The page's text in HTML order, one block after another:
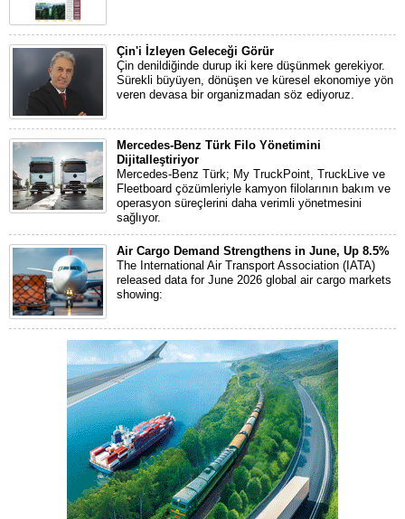
Çin'i İzleyen Geleceği Görür
Çin denildiğinde durup iki kere düşünmek gerekiyor.
Sürekli büyüyen, dönüşen ve küresel ekonomiye yön
veren devasa bir organizmadan söz ediyoruz.
Mercedes-Benz Türk Filo Yönetimini
Dijitalleştiriyor
Mercedes-Benz Türk; My TruckPoint, TruckLive ve
Fleetboard çözümleriyle kamyon filolarının bakım ve
operasyon süreçlerini daha verimli yönetmesini
sağlıyor.
Air Cargo Demand Strengthens in June, Up 8.5%
The International Air Transport Association (IATA)
released data for June 2026 global air cargo markets
showing: